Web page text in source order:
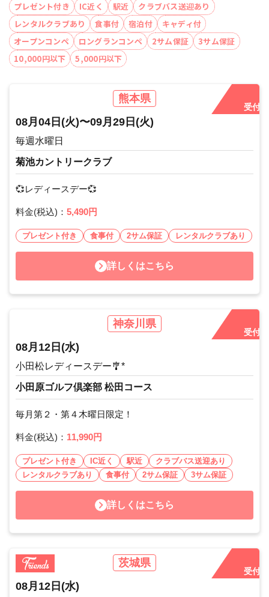
プレゼント付き
IC近く 駅近
クラブバス送迎あり
レンタルクラブあり
食事付 宿泊付
キャディ付
オープンコンペ
ロングランコンペ 2サム保証
3サム保証
10,000円以下
5,000円以下
熊本県
受付中
08月04日 (火)〜09月29日 (火)
毎週水曜日
菊池カントリークラブ
💞レディースデー💞
料金(税込)： 5,490円
プレゼント付き 食事付 2サム保証 レンタルクラブあり
詳しくはこちら
神奈川県
受付中
08月12日 (水)
小田松レディースデー🎐*
小田原ゴルフ倶楽部 松田コース
毎月第２・第４木曜日限定！
料金(税込)： 11,990円
プレゼント付き IC近く 駅近
クラブバス送迎あり
レンタルクラブあり
食事付 2サム保証 3サム保証
詳しくはこちら
茨城県
受付中
08月12日 (水)